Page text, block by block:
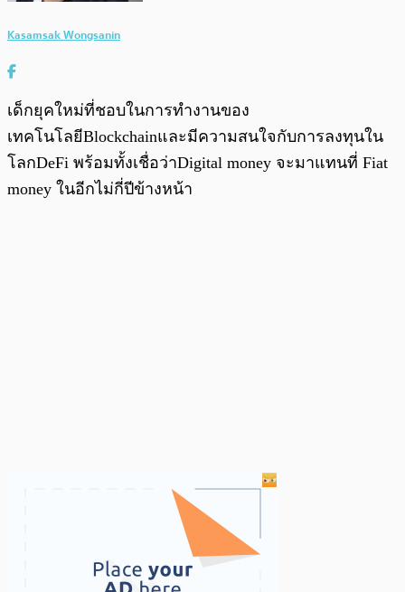
Kasamsak Wongsanin
เด็กยุคใหม่ที่ชอบในการทำงานของ
เทคโนโลยีBlockchainและมีความสนใจกับการลงทุนใน
โลกDeFi พร้อมทั้งเชื่อว่าDigital money จะมาแทนที่ Fiat
money ในอีกไม่กี่ปีข้างหน้า